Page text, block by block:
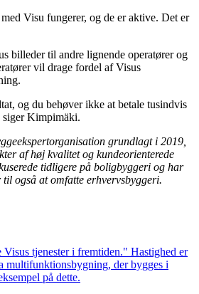
Visu fungerer, og de er aktive. Det er
billeder til andre lignende operatører og
vil drage fordel af Visus
og du behøver ikke at betale tusindvis
Kimpimäki.
grundlagt i 2019,
af høj kvalitet og kundeorienterede
tidligere på boligbyggeri og har
også at omfatte erhvervsbyggeri.
tjenester i fremtiden." Hastighed er
multifunktionsbygning, der bygges i
på dette.